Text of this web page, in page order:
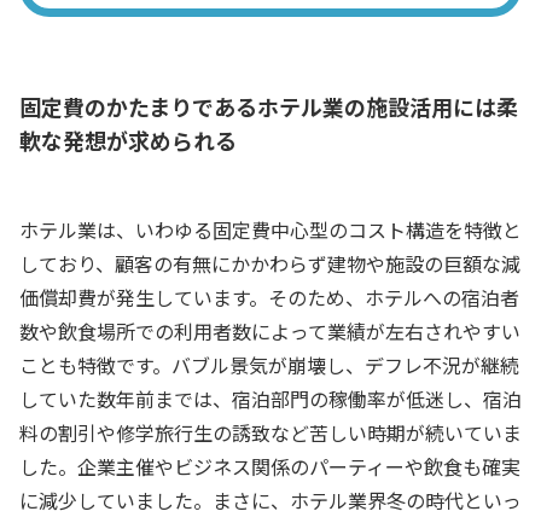
固定費のかたまりであるホテル業の施設活用には柔
軟な発想が求められる
ホテル業は、いわゆる固定費中心型のコスト構造を特徴と
しており、顧客の有無にかかわらず建物や施設の巨額な減
価償却費が発生しています。そのため、ホテルへの宿泊者
数や飲食場所での利用者数によって業績が左右されやすい
ことも特徴です。バブル景気が崩壊し、デフレ不況が継続
していた数年前までは、宿泊部門の稼働率が低迷し、宿泊
料の割引や修学旅行生の誘致など苦しい時期が続いていま
した。企業主催やビジネス関係のパーティーや飲食も確実
に減少していました。まさに、ホテル業界冬の時代といっ